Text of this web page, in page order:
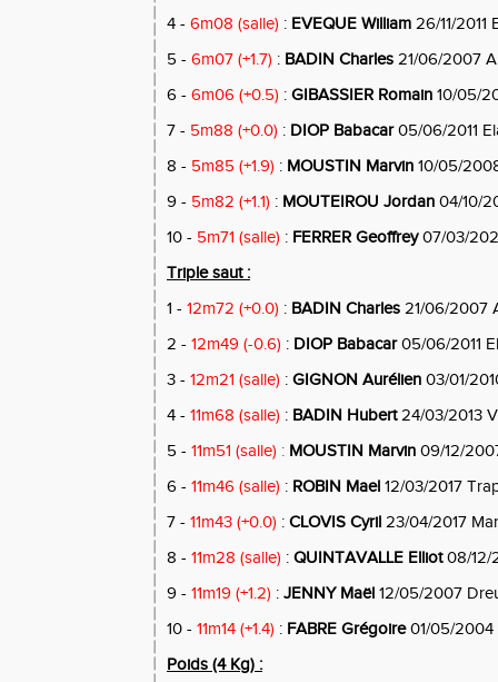
4 - 6m08 (salle) : EVEQUE William 26/11/2011
5 - 6m07 (+1.7) : BADIN Charles 21/06/2007
6 - 6m06 (+0.5) : GIBASSIER Romain 10/05/
7 - 5m88 (+0.0) : DIOP Babacar05/06/2011
8 - 5m85 (+1.9) : MOUSTIN Marvin 10/05/
9 - 5m82 (+1.1) : MOUTEIROU Jordan 04/10/
10 - 5m71 (salle) : FERRER Geoffrey07/03/
Triple saut :
1 - 12m72 (+0.0) : BADIN Charles 21/06/2007
2 - 12m49 (-0.6) : DIOP Babacar05/06/2011
3 - 12m21 (salle) : GIGNON Aurélien 03/01/
4 - 11m68 (salle) : BADIN Hubert24/03/2013
5 - 11m51 (salle) : MOUSTIN Marvin 09/12/
6 - 11m46 (salle) : ROBIN Mael 12/03/2017
7 - 11m43 (+0.0) : CLOVIS Cyril 23/04/2017
8 - 11m28 (salle) : QUINTAVALLE Elliot08/12/
9 - 11m19 (+1.2) : JENNY Maël 12/05/2007
10 - 11m14 (+1.4) : FABRE Grégoire01/05/2004
Poids (4 Kg) :